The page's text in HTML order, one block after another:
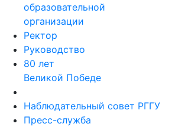
образовательной
организации
Ректор
Руководство
80 лет
Великой Победе
Наблюдательный совет РГГУ
Пресс-служба